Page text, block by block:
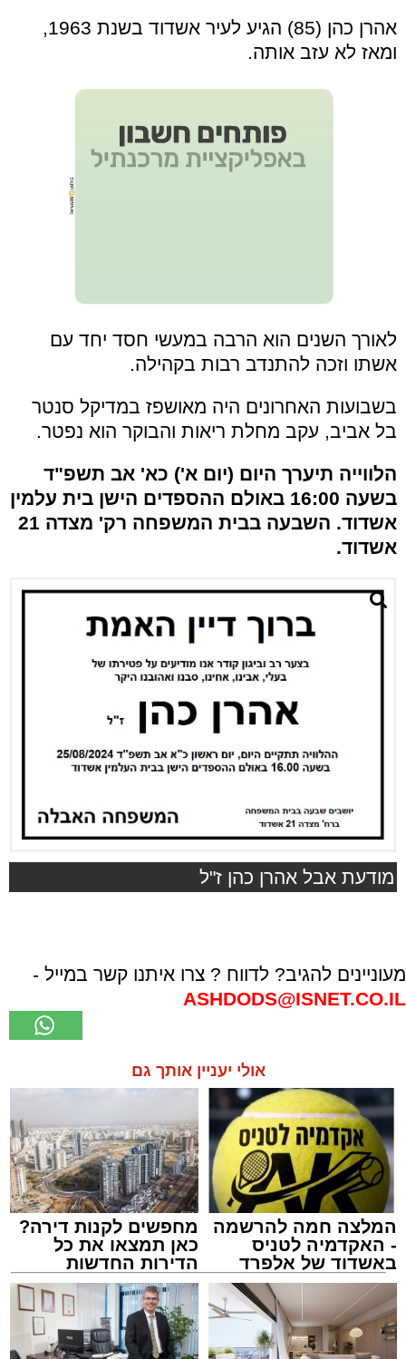
אהרן כהן (85) הגיע לעיר אשדוד בשנת 1963,
ומאז לא עזב אותה.
לאורך השנים הוא הרבה במעשי חסד יחד עם
אשתו וזכה להתנדב רבות בקהילה.
בשבועות האחרונים היה מאושפז במדיקל סנטר
בל אביב, עקב מחלת ריאות והבוקר הוא נפטר.
הלווייה תיערך היום (יום א') כא' אב תשפ"ד
בשעה 16:00 באולם ההספדים הישן בית עלמין
אשדוד. השבעה בבית המשפחה רק' מצדה 21
אשדוד.
מודעת אבל אהרן כהן ז"ל
מעוניינים להגיב? לדווח ? צרו איתנו קשר במייל -
ASHDODS@ISNET.CO.IL
אולי יעניין אותך גם
המלצה חמה להרשמה
- האקדמיה לטניס
באשדוד של אלפרד
קריאולנסקי - לילדים
מחפשים לקנות דירה?
כאן תמצאו את כל
הדירות החדשות
למכירה באשדוד >>>